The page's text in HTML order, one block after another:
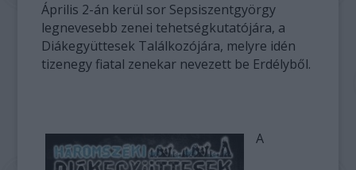
Április 2-án kerül sor Sepsiszentgyörgy
legnevesebb zenei tehetségkutatójára, a
Diákegyüttesek Találkozójára, melyre idén
tizenegy fiatal zenekar nevezett be Erdélyből.
A